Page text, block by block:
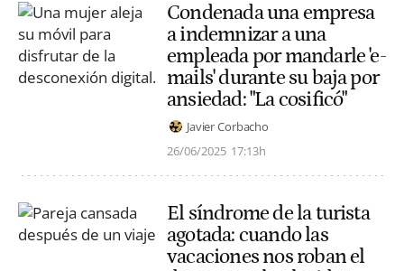
Condenada una empresa
a indemnizar a una
empleada por mandarle 'e-
mails' durante su baja por
ansiedad: "La cosificó"
Javier Corbacho
26/06/2025 17:13h
El síndrome de la turista
agotada: cuando las
vacaciones nos roban el